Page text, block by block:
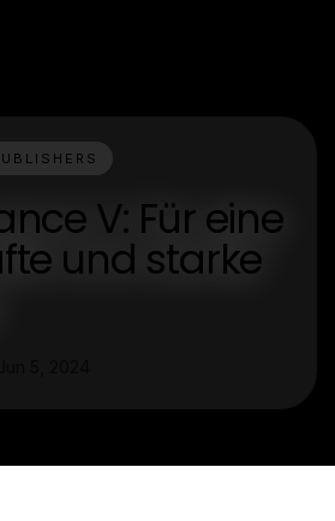
V: Für eine
und starke